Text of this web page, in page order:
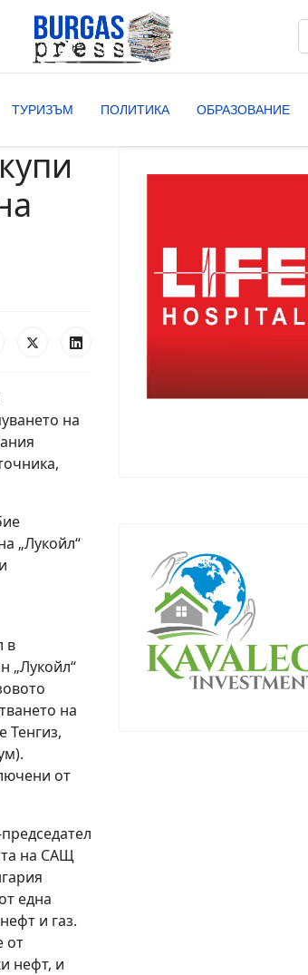
ТУРИЗЪМ ПОЛИТИКА ОБРАЗОВАНИЕ
на
„Лукойл“
в
„Лукойл“
на
Тенгиз,
от
на САЩ
една
и газ.
от
нефт, и